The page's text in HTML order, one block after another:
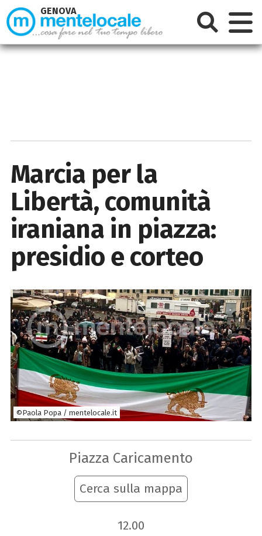
Marcia per la
Libertà, comunità
iraniana in piazza:
presidio e corteo
©Paola Popa / mentelocale.it
Piazza Caricamento
Cerca sulla mappa
12.00
GENOVA